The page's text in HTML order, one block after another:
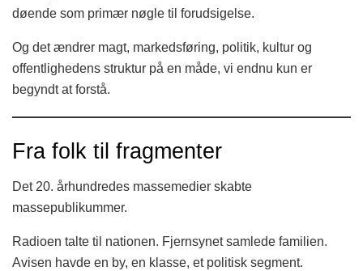
døende som primær nøgle til forudsigelse.
Og det ændrer magt, markedsføring, politik, kultur og
offentlighedens struktur på en måde, vi endnu kun er
begyndt at forstå.
Fra folk til fragmenter
Det 20. århundredes massemedier skabte
massepublikummer.
Radioen talte til nationen. Fjernsynet samlede familien.
Avisen havde en by, en klasse, et politisk segment.